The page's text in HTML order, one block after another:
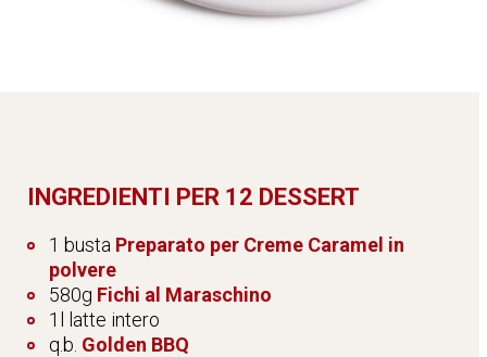
INGREDIENTI PER 12 DESSERT
1 busta Preparato per Creme Caramel in
polvere
580g Fichi al Maraschino
1l latte intero
q.b. Golden BBQ